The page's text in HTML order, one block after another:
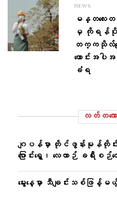
NEWS
မန္တလေးတ
မှ ကိုရန်ပို
တက္ကသိုလ်ကျ
ဟောင်းအပ
ခံရ
လတ်တ‌လော
ဂျပန်မှာ တိုင်ဖွန်းမုန်တိုင်း
ပြောင်းရွှေ့၊ လေယာဉ် ခရီးစ
မွေးနေ့မှာ သီချင်းသစ်ဖြန့်မ